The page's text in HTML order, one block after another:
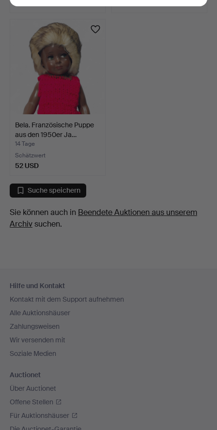
Bela. Französische Puppe
aus den 1950er Ja…
14 Tage
Schätzwert
52 USD
Suche speichern
Sie können auch in Beendete Auktionen aus unserem
Archivsuchen.
Navigation
Hilfe und Kontakt
Kontakt mit dem Support aufnehmen
Alle Auktionshäuser
Zahlungsweisen
Wir versenden mit
Soziale Medien
Auctionet
Über Auctionet
Offene Stellen
Für Auktionshäuser